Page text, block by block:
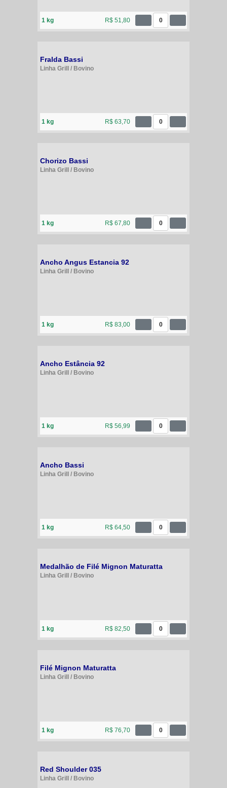
1 kg R$ 51,80 0
Fralda Bassi
Linha Grill / Bovino
1 kg R$ 63,70 0
Chorizo Bassi
Linha Grill / Bovino
1 kg R$ 67,80 0
Ancho Angus Estancia 92
Linha Grill / Bovino
1 kg R$ 83,00 0
Ancho Estância 92
Linha Grill / Bovino
1 kg R$ 56,99 0
Ancho Bassi
Linha Grill / Bovino
1 kg R$ 64,50 0
Medalhão de Filé Mignon Maturatta
Linha Grill / Bovino
1 kg R$ 82,50 0
Filé Mignon Maturatta
Linha Grill / Bovino
1 kg R$ 76,70 0
Red Shoulder 035
Linha Grill / Bovino